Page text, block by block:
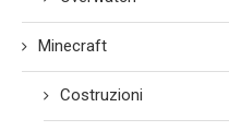
Minecraft
Costruzioni